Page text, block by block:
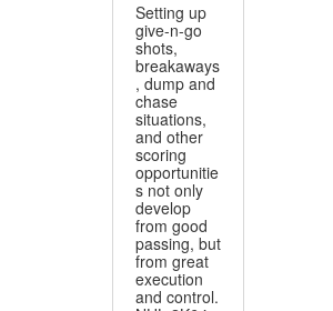
Setting up
give-n-go
shots,
breakaways
, dump and
chase
situations,
and other
scoring
opportunitie
s not only
develop
from good
passing, but
from great
execution
and control.